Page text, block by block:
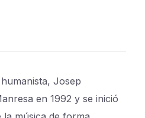
Josep
en 1992 y se inició